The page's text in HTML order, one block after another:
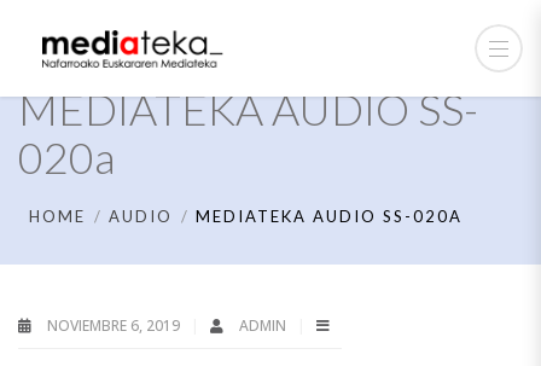
MEDIATEKA AUDIO SS-
020a
HOME AUDIO MEDIATEKA AUDIO SS-020A
NOVIEMBRE 6, 2019 ADMIN